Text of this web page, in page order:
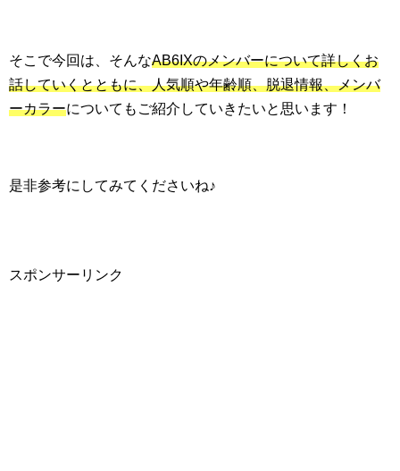
そこで今回は、そんなAB6IXのメンバーについて詳しくお
話していくとともに、人気順や年齢順、脱退情報、メンバ
ーカラーについてもご紹介していきたいと思います！
是非参考にしてみてくださいね♪
スポンサーリンク